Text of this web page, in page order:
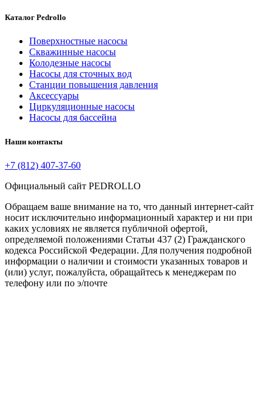
Каталог Pedrollo
Поверхностные насосы
Скважинные насосы
Колодезные насосы
Насосы для сточных вод
Станции повышения давления
Аксессуары
Циркуляционные насосы
Насосы для бассейна
Наши контакты
+7 (812) 407-37-60
Официальный сайт PEDROLLO
Обращаем ваше внимание на то, что данный интернет-сайт
носит исключительно информационный характер и ни при
каких условиях не является публичной офертой,
определяемой положениями Статьи 437 (2) Гражданского
кодекса Российской Федерации. Для получения подробной
информации о наличии и стоимости указанных товаров и
(или) услуг, пожалуйста, обращайтесь к менеджерам по
телефону или по э/почте